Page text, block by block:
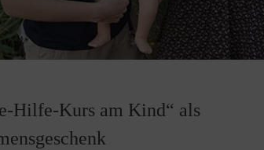
Hilfe-Kurs am Kind“ als